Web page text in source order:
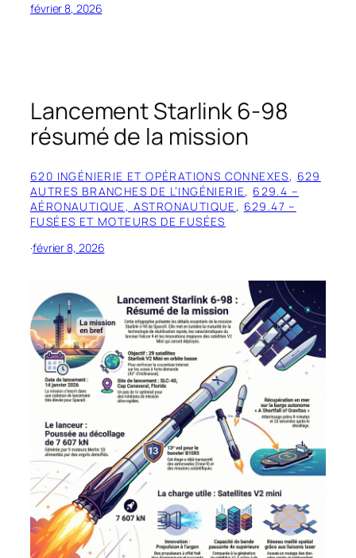
février 8, 2026
Lancement Starlink 6-98
résumé de la mission
620 INGÉNIERIE ET OPÉRATIONS CONNEXES, 629
AUTRES BRANCHES DE L’INGÉNIERIE, 629.4 –
AÉRONAUTIQUE, ASTRONAUTIQUE, 629.47 –
FUSÉES ET MOTEURS DE FUSÉES
·février 8, 2026